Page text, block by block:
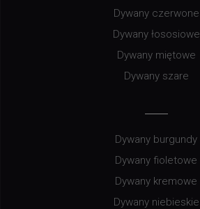
Dywany czerwone
Dywany łososiowe
Dywany miętowe
Dywany szare
Dywany burgundy
Dywany fioletowe
Dywany kremowe
Dywany niebieskie